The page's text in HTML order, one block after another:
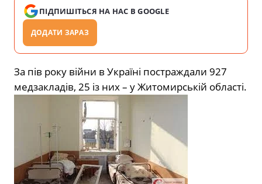
ПІДПИШІТЬСЯ НА НАС В GOOGLE
ДОДАТИ ЗАРАЗ
За пів року війни в Україні постраждали 927
медзакладів, 25 із них – у Житомирській області.